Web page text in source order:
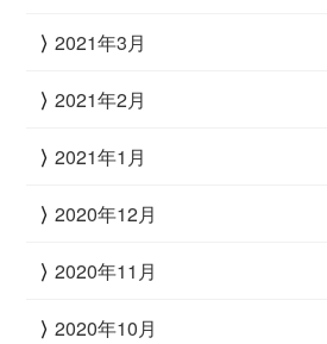
2021年3月
2021年2月
2021年1月
2020年12月
2020年11月
2020年10月